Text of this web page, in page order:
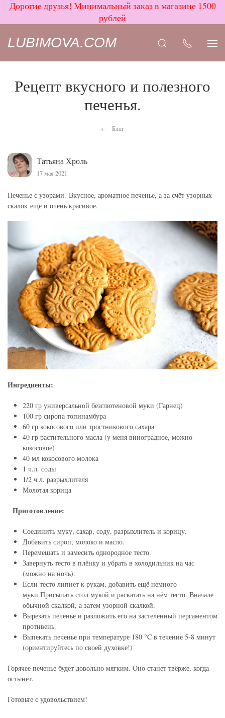
Дорогие друзья! Минимальный заказ в магазине 1500
рублей
LUBIMOVA.COM
Рецепт вкусного и полезного
печенья.
Блог
Татьяна Хроль
17 мая 2021
Печенье с узорами. Вкусное, ароматное печенье, а за счёт узорных
скалок ещё и очень красивое.
Ингредиенты:
220 гр универсальной безглютеновой муки (Гарнец)
100 гр сиропа топинамбура
60 гр кокосового или тростникового сахара
40 гр растительного масла (у меня виноградное, можно
кокосовое)
40 мл кокосового молока
1 ч.л. соды
1/2 ч.л. разрыхлителя
Молотая корица
Приготовление:
Соединить муку, сахар, соду, разрыхлитель и корицу.
Добавить сироп, молоко и масло.
Перемешать и замесить однородное тесто.
Завернуть тесто в плёнку и убрать в холодильник на час
(можно на ночь).
Если тесто липнет к рукам, добавить ещё немного
муки.Присыпать стол мукой и раскатать на нём тесто. Вначале
обычной скалкой, а затем узорной скалкой.
Вырезать печенье и разложить его на застеленный пергаментом
противень.
Выпекать печенье при температуре 180 °C в течение 5-8 минут
(ориентируйтесь по своей духовке!)
Горячее печенье будет довольно мягким. Оно станет твёрже, когда
остынет.
Готовьте с удовольствием!